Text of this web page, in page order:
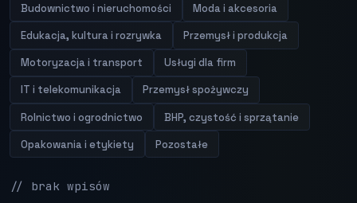
Budownictwo i nieruchomości Moda i akcesoria
Edukacja, kultura i rozrywka Przemysł i produkcja
Motoryzacja i transport Usługi dla firm
IT i telekomunikacja Przemysł spożywczy
Rolnictwo i ogrodnictwo BHP, czystość i sprzątanie
Opakowania i etykiety Pozostałe
// brak wpisów